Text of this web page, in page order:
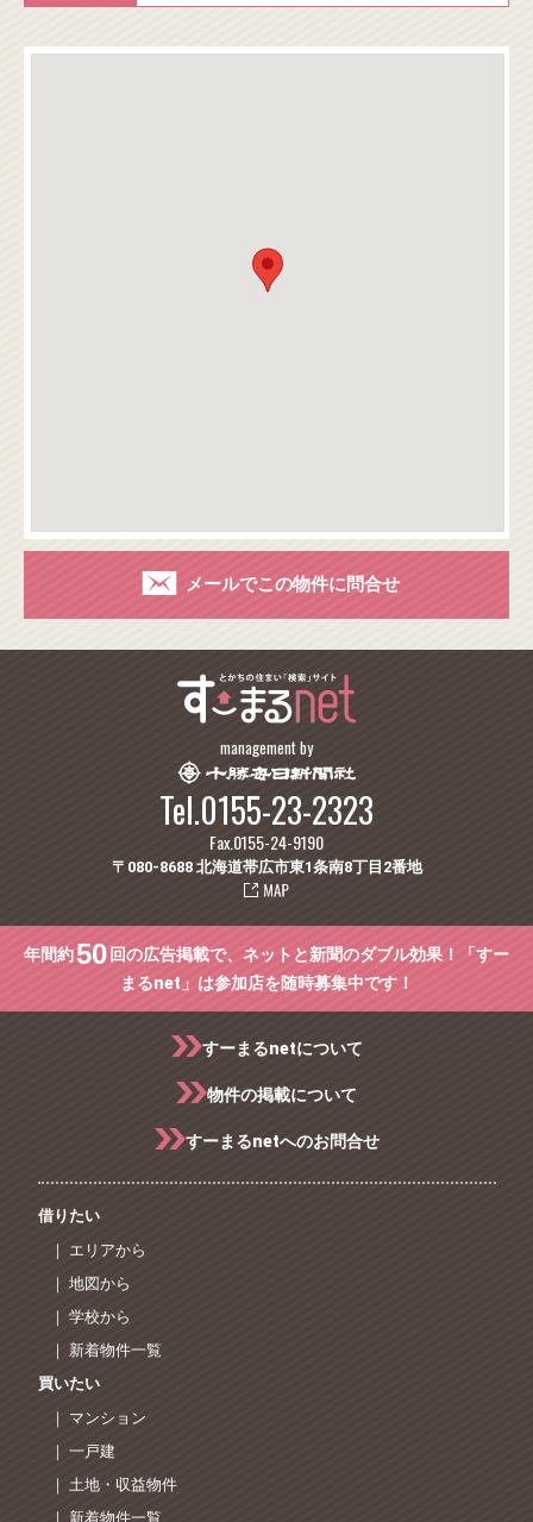
メールでこの物件に問合せ
management by
Tel.0155-23-2323
Fax.0155-24-9190
〒080-8688 北海道帯広市東1条南8丁目2番地
年間約50 回の広告掲載で、ネットと新聞のダブル効果！「すー
まるnet」は参加店を随時募集中です！
すーまるnetについて
物件の掲載について
すーまるnetへのお問合せ
借りたい
｜ エリアから
｜ 地図から
｜ 学校から
｜ 新着物件一覧
買いたい
｜ マンション
｜ 一戸建
｜ 土地・収益物件
｜ 新着物件一覧